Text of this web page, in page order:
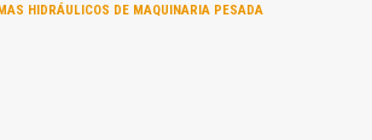
HIDRÁULICOS DE MAQUINARIA PESADA